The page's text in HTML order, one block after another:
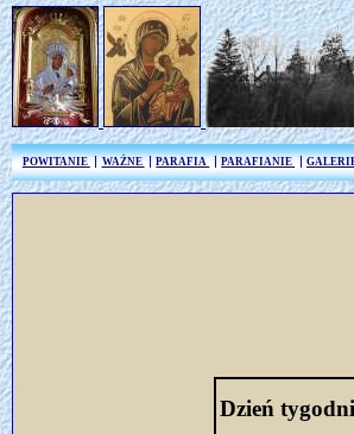
POWITANIE WAŻNE PARAFIA PARAFIANIE
Dzień